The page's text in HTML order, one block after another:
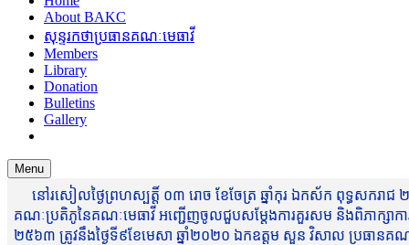
About BAKC
សុន្ទរកថាប្រធានគណៈមេធាវី
Members
Library
Donation
Bulletins
Gallery
Menu
នៅរសៀលថ្ងៃព្រហស្បត្តិ៍ ០៣ រោច ខែចែត្រ ឆ្នាំកុរ ឯកស័ក ពុទ្ធសករាជ
គណៈប្រតិភូនៃគណៈមេធាវី អញ្ជើញចូលជួបសម្តែងការគួរសម និងពិភាក្សាកា
២៥៦៣ ត្រូវនឹងថ្ងៃទី៩ខែមេសា ឆ្នាំ២០២០ ឯកឧត្តម សួន វិសាល ប្រធានគណ